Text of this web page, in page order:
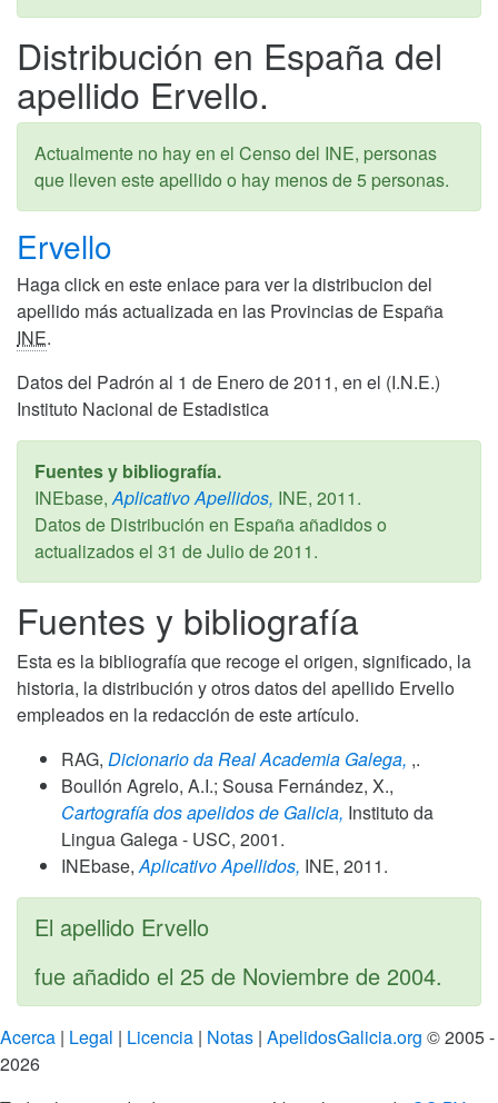
Distribución en España del
apellido Ervello.
Actualmente no hay en el Censo del INE, personas
que lleven este apellido o hay menos de 5 personas.
Ervello
Haga click en este enlace para ver la distribucion del
apellido más actualizada en las Provincias de España
INE.
Datos del Padrón al 1 de Enero de 2011, en el (I.N.E.)
Instituto Nacional de Estadistica
Fuentes y bibliografía.
INEbase,Aplicativo Apellidos, INE, 2011.
Datos de Distribución en España añadidos o
actualizados el 31 de Julio de 2011.
Fuentes y bibliografía
Esta es la bibliografía que recoge el origen, significado, la
historia, la distribución y otros datos del apellido Ervello
empleados en la redacción de este artículo.
RAG, Dicionario da Real Academia Galega, ,.
Boullón Agrelo, A.I.; Sousa Fernández, X.,
Cartografía dos apelidos de Galicia, Instituto da
Lingua Galega - USC, 2001.
INEbase,Aplicativo Apellidos, INE, 2011.
El apellido Ervello
fue añadido el 25 de Noviembre de 2004.
Acerca | Legal | Licencia | Notas | ApelidosGalicia.org © 2005 -
2026